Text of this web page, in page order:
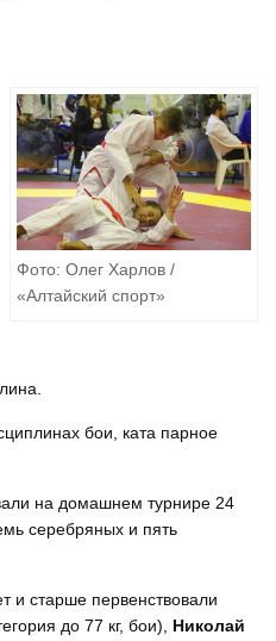
Фото: Олег Харлов /
«Алтайский спорт»
бои, ката парное
на домашнем турнире 24
серебряных и пять
старше первенствовали
до 77 кг, бои), Николай